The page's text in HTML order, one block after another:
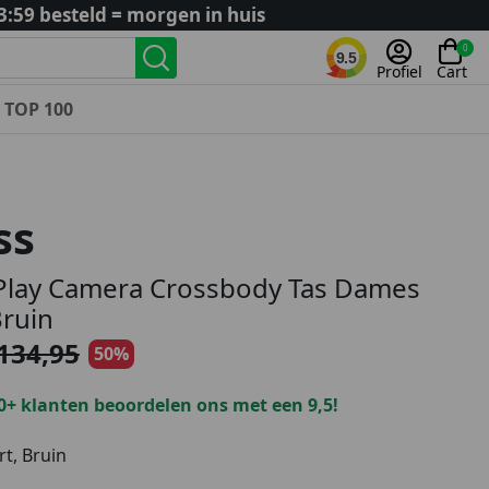
besteld = morgen in huis
9.5
Profiel
0
Cart
België
Frankrijk
TOP 100
Camera Crossbody Tas Dames
50%
klanten beoordelen ons met een 9,5!
Bruin